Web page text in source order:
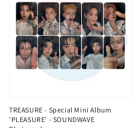
TREASURE - Special Mini Album
'PLEASURE' - SOUNDWAVE